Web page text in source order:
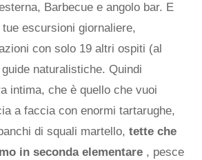
Barbecue e angolo bar. E
escursioni giornaliere,
con solo 19 altri ospiti (al
naturalistiche. Quindi
intima, che è quello che vuoi
a faccia con enormi tartarughe,
di squali martello, tette che
in seconda elementare , pesce